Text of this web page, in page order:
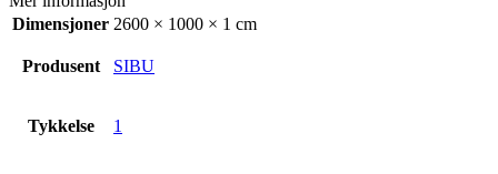
Dimensjoner 2600 × 1000 × 1 cm
Produsent SIBU
Tykkelse 1